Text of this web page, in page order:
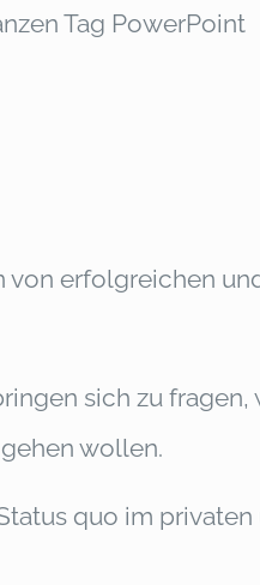
Tag PowerPoint
von erfolgreichen
sich zu fragen,
wollen.
quo im privaten